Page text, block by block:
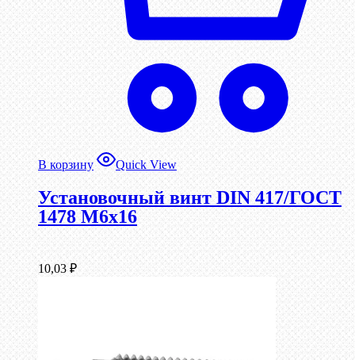
В корзину Quick View
Установочный винт DIN 417/ГОСТ
1478 М6х16
10,03 ₽